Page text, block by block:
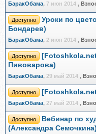
БаракОбама, 7 июн 2014 ,
Доступно
Уроки по
Бондарев)
БаракОбама, 2 июн 2014 ,
Доступно
Пивоварова)
БаракОбама, 29 май 2014 ,
Доступно
БаракОбама, 27 май 2014 ,
Доступно
Вебинар по
(Александра Семочкина)